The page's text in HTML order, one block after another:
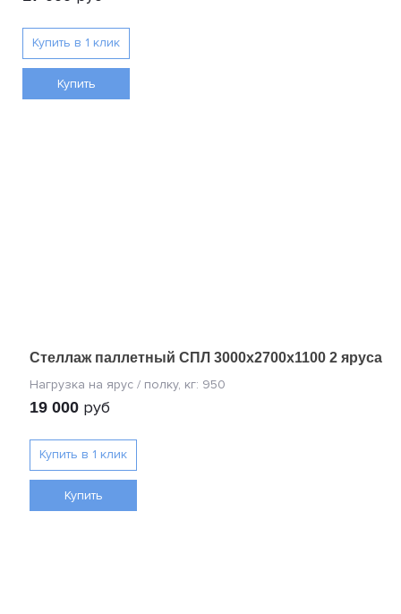
Купить
Стеллаж паллетный СПЛ 3000x2700x1100 2 яруса
19 000 руб
Купить